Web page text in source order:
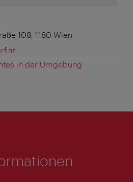
108, 1180 Wien
in der Umgebung